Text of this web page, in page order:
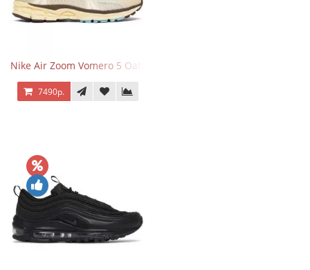
Nike Air Zoom Vomero 5 Oatmeal
7490р.